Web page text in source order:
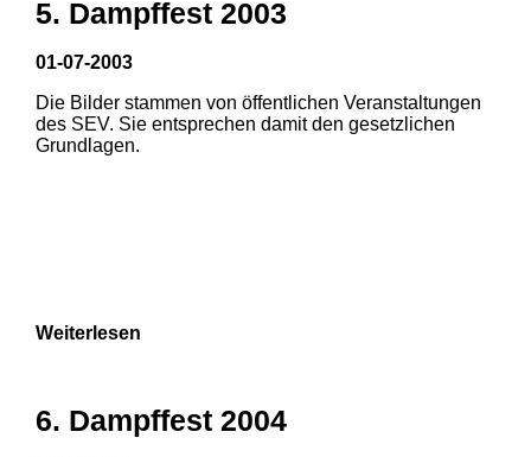
5. Dampffest 2003
01-07-2003
Die Bilder stammen von öffentlichen Veranstaltungen
des SEV. Sie entsprechen damit den gesetzlichen
Grundlagen.
Weiterlesen
6. Dampffest 2004